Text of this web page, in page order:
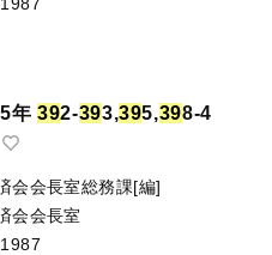
年392-393,395,398-4
会会長室総務課[編]
会会長室